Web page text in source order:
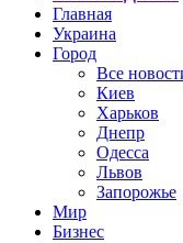
Главная
Украина
Город
Все
Киев
Харьков
Днепр
Одесса
Львов
Запорожье
Мир
Бизнес